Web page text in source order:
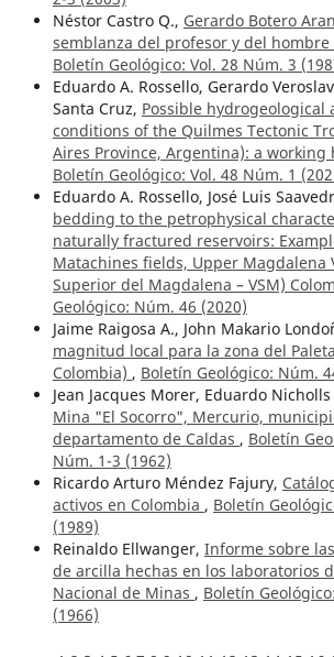
Néstor Castro Q., Gerardo Botero
semblanza del profesor y del hombre
Boletín Geológico: Vol. 28 Núm. 3
Eduardo A. Rossello, Gerardo
Santa Cruz, Possible hydrogeological
conditions of the Quilmes Tectonic
Aires Province, Argentina): a working
Boletín Geológico: Vol. 48 Núm. 1
Eduardo A. Rossello, José Luis
bedding to the petrophysical
naturally fractured reservoirs:
Matachines fields, Upper Magdalena
Superior del Magdalena – VSM)
Geológico: Núm. 46 (2020)
Jaime Raigosa A., John Makario
magnitud local para la zona del
Colombia) , Boletín Geológico: Núm.
Jean Jacques Morer, Eduardo Nicholls
Mina "El Socorro", Mercurio,
departamento de Caldas , Boletín
Núm. 1-3 (1962)
Ricardo Arturo Méndez Fajury,
activos en Colombia , Boletín
(1989)
Reinaldo Ellwanger, Informe sobre
de arcilla hechas en los laboratorios
Nacional de Minas , Boletín
(1966)